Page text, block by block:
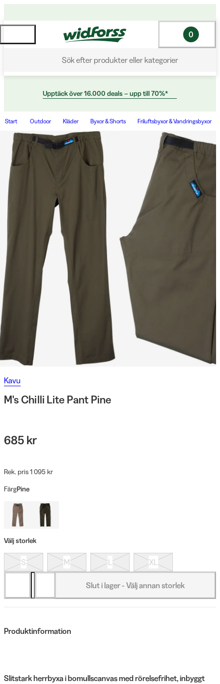
Sök efter produkter eller kategorier
0
Upptäck över 16.000 deals – upp till 70%*
Start Outdoor Kläder Byxor & Shorts Friluftsbyxor & Vandringsbyxor
Kavu
M's Chilli Lite Pant Pine
685 kr
Rek. pris 1 095 kr
FärgPine
Välj storlek
S M L XL
Slut i lager - Välj annan storlek
Produktinformation
Slitstark herrbyxa i bomullscanvas med rörelsefrihet, inbyggt